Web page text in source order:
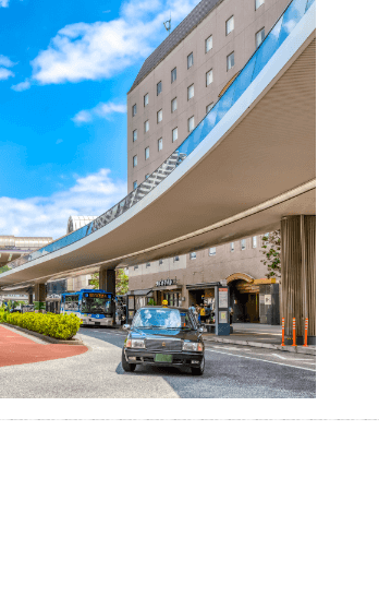
お湯で体がほぐれたら、次は占
い師さんとお話しして、心もほ
ぐしてみませんか？